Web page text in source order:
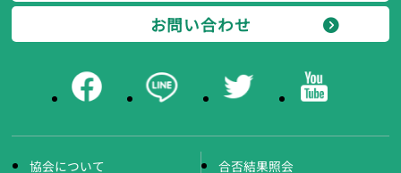
お問い合わせ
協会について
合否結果照会